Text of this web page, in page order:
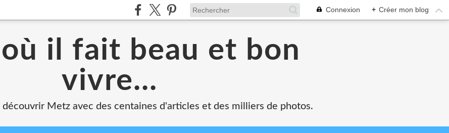
Connexion + Créer mon blog
il fait beau et bon
vivre...
découvrir Metz avec des centaines d'articles et des milliers de photos.